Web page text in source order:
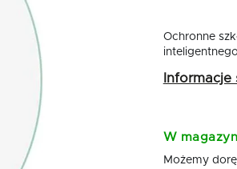
Ochronne
Informacje
W
Możemy